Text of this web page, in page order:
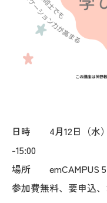
日時 4月12日（水）
-15:00
場所 emCAMPUS
参加費無料、要申込